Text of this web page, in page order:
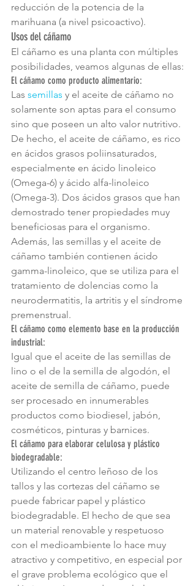
reducción de la potencia de la
marihuana (a nivel psicoactivo).
Usos del cáñamo
El cáñamo es una planta con múltiples
posibilidades, veamos algunas de ellas:
El cáñamo como producto alimentario:
Las semillas y el aceite de cáñamo no
solamente son aptas para el consumo
sino que poseen un alto valor nutritivo.
De hecho, el aceite de cáñamo, es rico
en ácidos grasos poliinsaturados,
especialmente en ácido linoleico
(Omega-6) y ácido alfa-linoleico
(Omega-3). Dos ácidos grasos que han
demostrado tener propiedades muy
beneficiosas para el organismo.
Además, las semillas y el aceite de
cáñamo también contienen ácido
gamma-linoleico, que se utiliza para el
tratamiento de dolencias como la
neurodermatitis, la artritis y el síndrome
premenstrual.
El cáñamo como elemento base en la producción
industrial:
Igual que el aceite de las semillas de
lino o el de la semilla de algodón, el
aceite de semilla de cáñamo, puede
ser procesado en innumerables
productos como biodiesel, jabón,
cosméticos, pinturas y barnices.
El cáñamo para elaborar celulosa y plástico
biodegradable:
Utilizando el centro leñoso de los
tallos y las cortezas del cáñamo se
puede fabricar papel y plástico
biodegradable. El hecho de que sea
un material renovable y respetuoso
con el medioambiente lo hace muy
atractivo y competitivo, en especial por
el grave problema ecológico que el